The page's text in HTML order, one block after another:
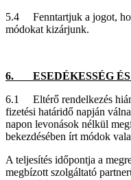
5.4 Fenntartjuk a jogot,
módokat kizárjunk.
6. ESEDÉKESSÉG
6.1 Eltérő rendelkezés
fizetési határidő napján
napon levonások nélkül
bekezdésében írt módok
A teljesítés időpontja a
megbízott szolgáltató